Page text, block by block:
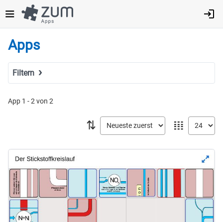
zum
Inhalt
Apps
Filtern
Fach
Sprachen
Geistes- & Sozialwissenschaften
App 1 - 2 von 2
𝍖
⇅